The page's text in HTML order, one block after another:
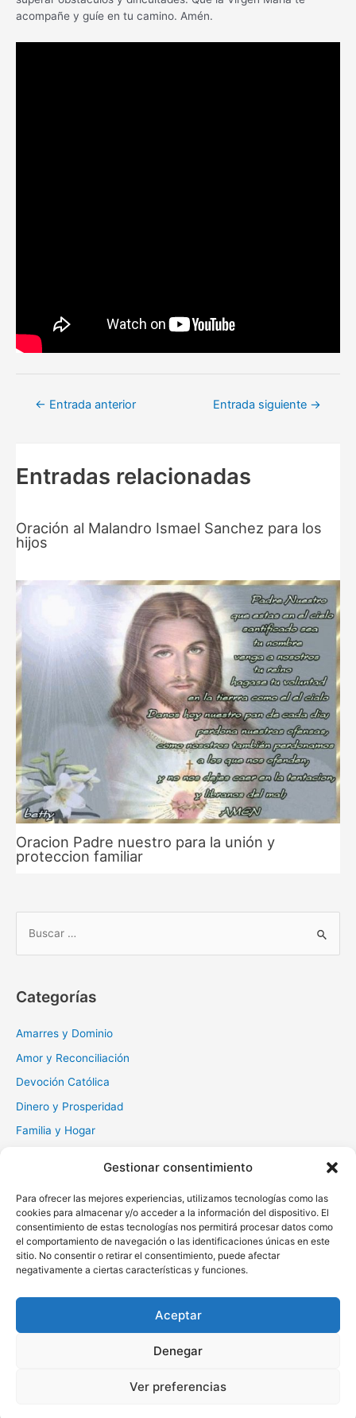
Gestionar consentimiento
Para ofrecer las mejores experiencias, utilizamos tecnologías como las
cookies para almacenar y/o acceder a la información del dispositivo. El
consentimiento de estas tecnologías nos permitirá procesar datos como
el comportamiento de navegación o las identificaciones únicas en este
sitio. No consentir o retirar el consentimiento, puede afectar
negativamente a ciertas características y funciones.
Aceptar
Denegar
Ver preferencias
acompañe y guíe en tu camino. Amén.
Navegación
← Entrada anterior Entrada siguiente →
Entradas relacionadas
Oración al Malandro Ismael Sanchez para los
hijos
Oracion Padre nuestro para la unión y
proteccion familiar
r
Categorías
Amarres y Dominio
Amor y Reconciliación
Devoción Católica
Dinero y Prosperidad
Familia y Hogar
Muerte y Difuntos
Oraciones Diarias
Otras
Protección y Liberación
Salud y Sanación
WordPress